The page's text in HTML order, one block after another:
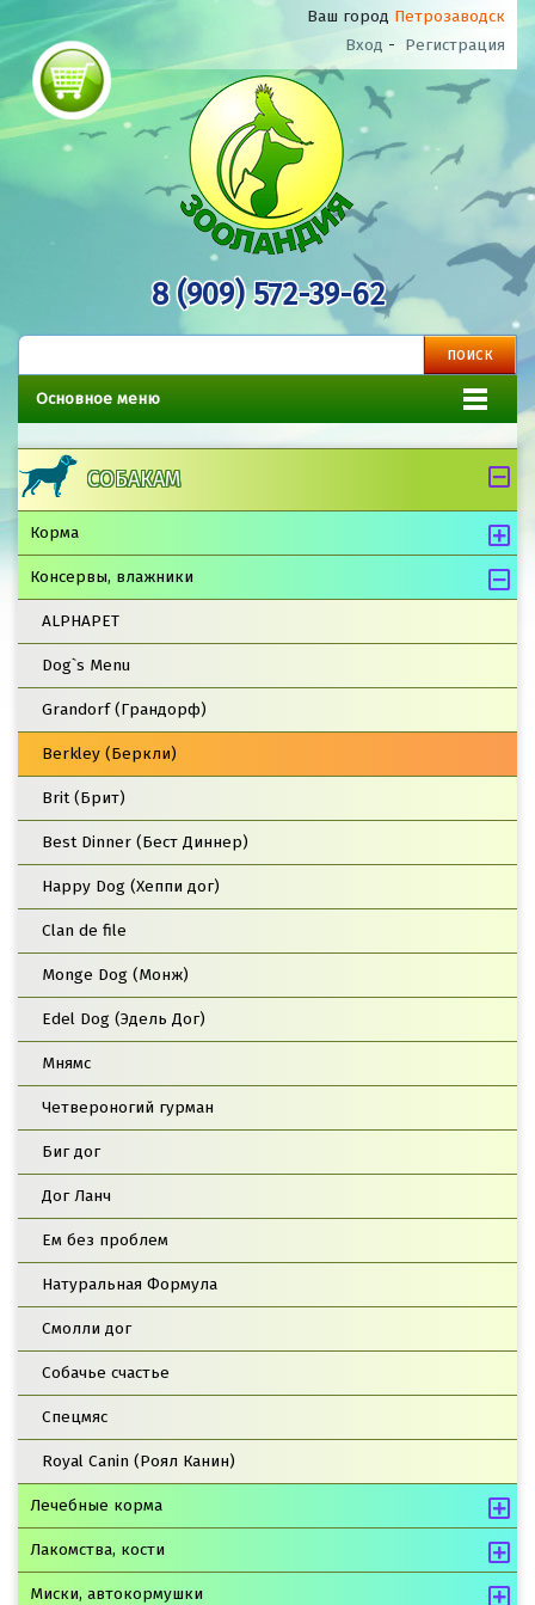
Ваш город Петрозаводск
Вход - Регистрация
8 (909) 572-39-62
Основное меню
СОБАКАМ
Корма
Консервы, влажники
ALPHAPET
Dog`s Menu
Grandorf (Грандорф)
Berkley (Беркли)
Brit (Брит)
Best Dinner (Бест Диннер)
Happy Dog (Хеппи дог)
Clan de file
Monge Dog (Монж)
Edel Dog (Эдель Дог)
Мнямс
Четвероногий гурман
Биг дог
Дог Ланч
Ем без проблем
Натуральная Формула
Смолли дог
Собачье счастье
Спецмяс
Royal Canin (Роял Канин)
Лечебные корма
Лакомства, кости
Миски, автокормушки